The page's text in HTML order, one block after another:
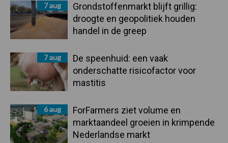
7 aug
Grondstoffenmarkt blijft grillig:
droogte en geopolitiek houden
handel in de greep
7 aug
De speenhuid: een vaak
onderschatte risicofactor voor
mastitis
6 aug
ForFarmers ziet volume en
marktaandeel groeien in krimpende
Nederlandse markt